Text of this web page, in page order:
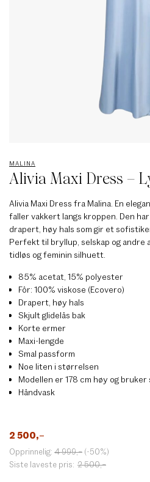
MALINA
Alivia Maxi Dress –
Alivia Maxi Dress fra Malina. En
faller vakkert langs kroppen. Den
drapert, høy hals som gir et
Perfekt til bryllup, selskap og andre
tidløs og feminin silhuett.
85% acetat, 15% polyester
Fôr: 100% viskose (Ecovero)
Drapert, høy hals
Skjult glidelås bak
Korte ermer
Maxi-lengde
Smal passform
Noe liten i størrelsen
Modellen er 178 cm høy og
Håndvask
2 500,–
Opprinnelig: 4 999,– (-50%)
Siste laveste pris: 2 500,–